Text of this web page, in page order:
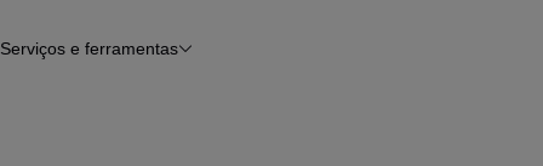
Serviços e ferramentas